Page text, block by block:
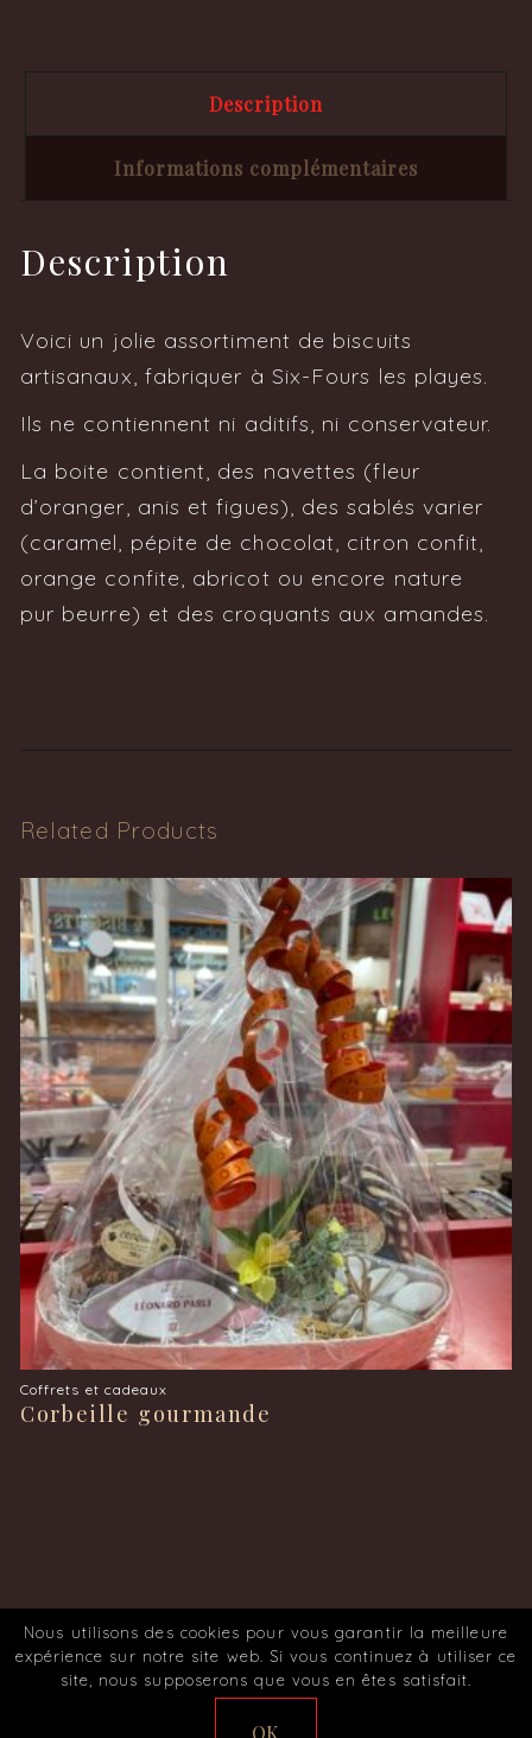
Description
Informations complémentaires
Description
Voici un jolie assortiment de biscuits
artisanaux, fabriquer à Six-Fours les playes.
Ils ne contiennent ni aditifs, ni conservateur.
La boite contient, des navettes (fleur
d’oranger, anis et figues), des sablés varier
(caramel, pépite de chocolat, citron confit,
orange confite, abricot ou encore nature
pur beurre) et des croquants aux amandes.
Related Products
Coffrets et cadeaux
Corbeille gourmande
© 2026 Chocolaterie des Halles.
Conception et réalisation Agence Web Intecmedia
Nous utilisons des cookies pour vous garantir la meilleure
expérience sur notre site web. Si vous continuez à utiliser ce
site, nous supposerons que vous en êtes satisfait.
OK